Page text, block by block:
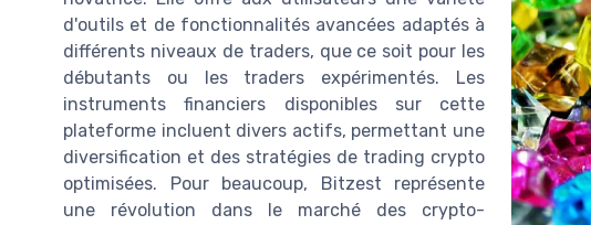
d'outils et de fonctionnalités avancées adaptés à
différents niveaux de traders, que ce soit pour les
débutants ou les traders expérimentés. Les
instruments financiers disponibles sur cette
plateforme incluent divers actifs, permettant une
diversification et des stratégies de trading crypto
optimisées. Pour beaucoup, Bitzest représente
une révolution dans le marché des crypto-